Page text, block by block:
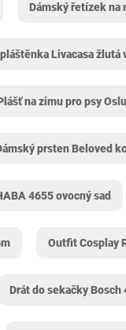
Dámský řetízek na
Livacasa žlutá
na zimu pro psy
prsten Beloved
4655 ovocný sad
Outfit Cosplay
Drát do sekačky Bosch